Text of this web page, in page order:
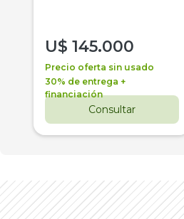
U$ 145.000
Precio oferta sin usado
30% de entrega +
financiación
Consultar